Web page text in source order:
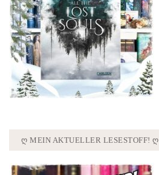
Ღ MEIN AKTUELLER LESESTOFF! Ღ